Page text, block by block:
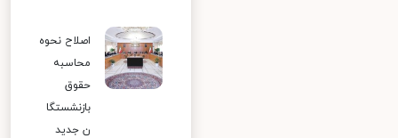
اصلاح نحوه
محاسبه
حقوق
بازنشستگا
ن جدید